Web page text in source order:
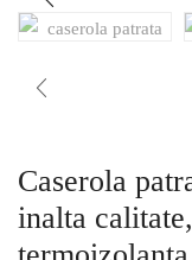
Caserola
inalta